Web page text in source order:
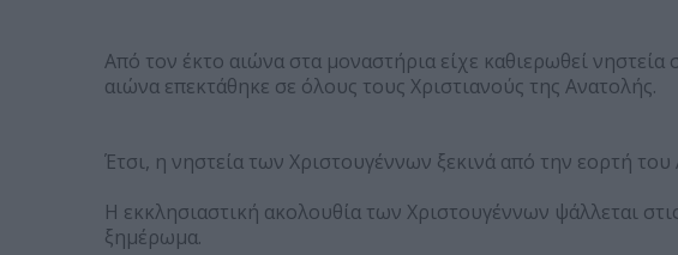
Από τον έκτο αιώνα στα μοναστήρια είχε καθιερωθεί
αιώνα επεκτάθηκε σε όλους τους Χριστιανούς της Ανατολής.
Έτσι, η νηστεία των Χριστουγέννων ξεκινά από την εορτή
Η εκκλησιαστική ακολουθία των Χριστουγέννων ψάλλεται
ξημέρωμα.